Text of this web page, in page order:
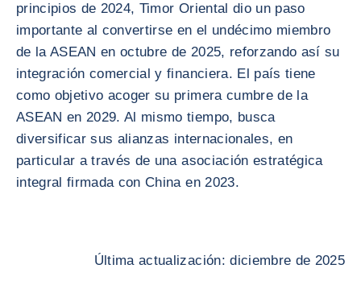
principios de 2024, Timor Oriental dio un paso
importante al convertirse en el undécimo miembro
de la ASEAN en octubre de 2025, reforzando así su
integración comercial y financiera. El país tiene
como objetivo acoger su primera cumbre de la
ASEAN en 2029. Al mismo tiempo, busca
diversificar sus alianzas internacionales, en
particular a través de una asociación estratégica
integral firmada con China en 2023.
Última actualización: diciembre de 2025